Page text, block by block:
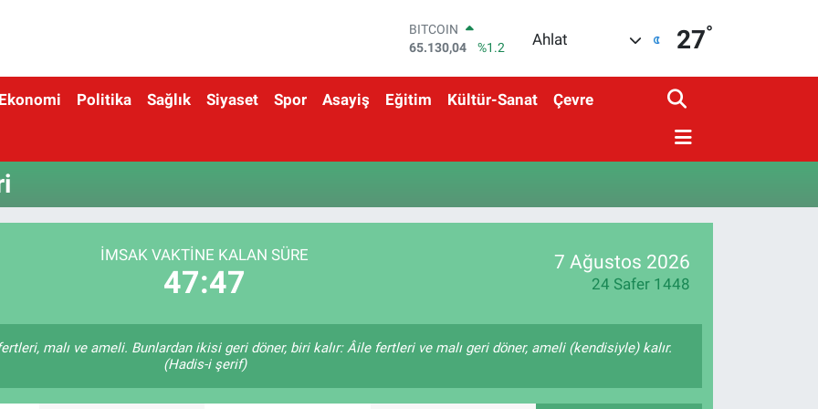
BITCOIN
65.130,04
%1.2
EURO
BİST100
Ahlat 27°
Ekonomi Politika Sağlık Siyaset Spor Asayiş Eğitim Kültür-Sanat Çevre
İMSAK VAKTINE KALAN SÜRE
47:47
7 Ağustos 2026
24 Safer 1448
malı ve ameli. Bunlardan ikisi geri döner, biri kalır: Âile fertleri ve malı geri döner, ameli (kendisiyle) kalır.
(Hadis-i şerif)